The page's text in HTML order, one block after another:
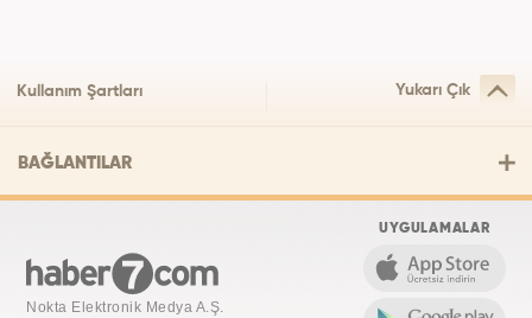
Kullanım Şartları Yukarı Çık
BAĞLANTILAR
Nokta Elektronik Medya A.Ş.
UYGULAMALAR